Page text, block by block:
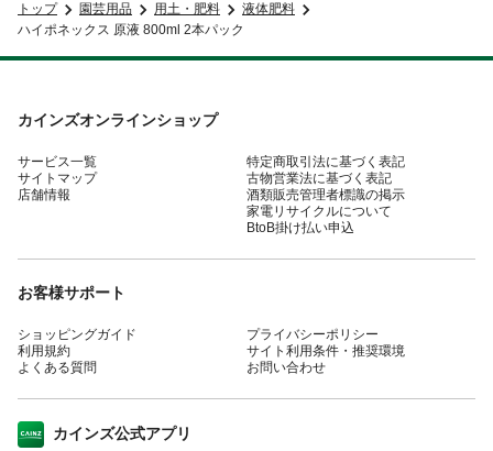
トップ 園芸用品 用土・肥料
液体肥料
ハイポネックス 原液 800ml 2本パック
カインズオンラインショップ
サービス一覧
サイトマップ
店舗情報
特定商取引法に基づく表記
古物営業法に基づく表記
酒類販売管理者標識の掲示
家電リサイクルについて
BtoB掛け払い申込
お客様サポート
ショッピングガイド
利用規約
よくある質問
プライバシーポリシー
サイト利用条件・推奨環境
お問い合わせ
カインズ公式アプリ